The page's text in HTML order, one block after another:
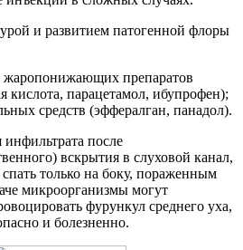
и развитием патогенной флоры
препаратов
кислота, парацетамол, ибупрофен);
средств (эффералган, панадол).
после
вскрытия в слуховой канал,
только на боку, пораженным
микроорганизмы могут
фурункул среднего уха,
и болезненно.